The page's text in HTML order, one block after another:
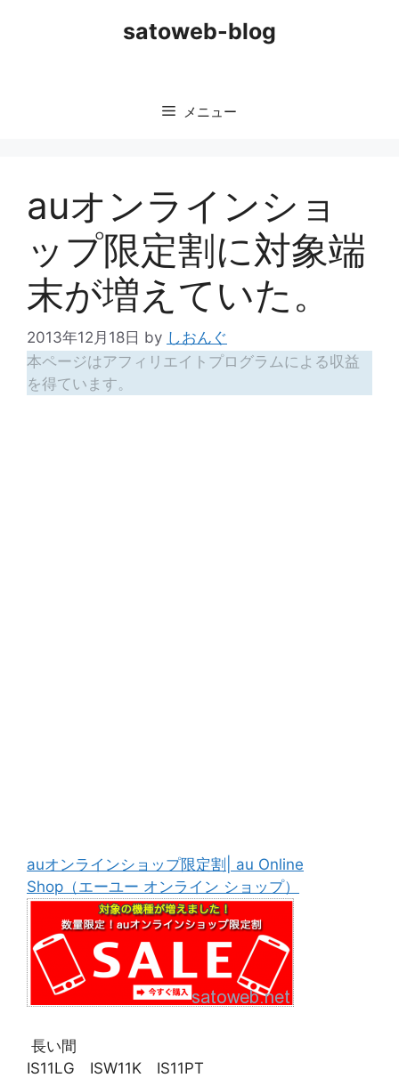
satoweb-blog
メニュー
auオンラインショ
ップ限定割に対象端
末が増えていた。
2013年12月18日 by しおんぐ
本ページはアフィリエイトプログラムによる収益
を得ています。
auオンラインショップ限定割| au Online
Shop（エーユー オンライン ショップ）
長い間
IS11LG ISW11K IS11PT